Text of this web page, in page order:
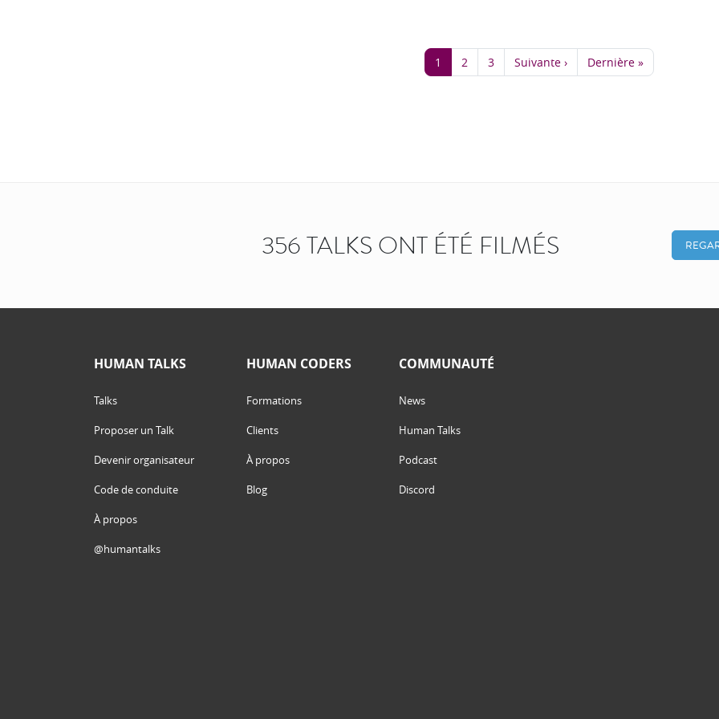
1 2 3 Suivante › Dernière »
356 TALKS ONT ÉTÉ FILMÉS
HUMAN TALKS
Talks
Proposer un Talk
Devenir organisateur
Code de conduite
À propos
@humantalks
HUMAN CODERS
Formations
Clients
À propos
Blog
COMMUNAUTÉ
News
Human Talks
Podcast
Discord